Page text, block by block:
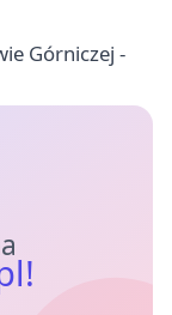
Górniczej -